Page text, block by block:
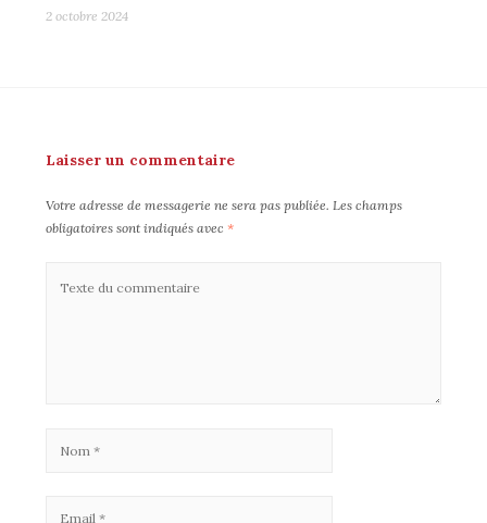
2 octobre 2024
Laisser un commentaire
Votre adresse de messagerie ne sera pas publiée. Les champs
obligatoires sont indiqués avec *